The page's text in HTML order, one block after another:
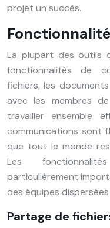
projet un succès.
La plupart des outils
fonctionnalités de
fichiers, les
avec les membres
travailler ensemble
communications sont
que tout le monde
Les
particulièrement
des équipes
Partage de